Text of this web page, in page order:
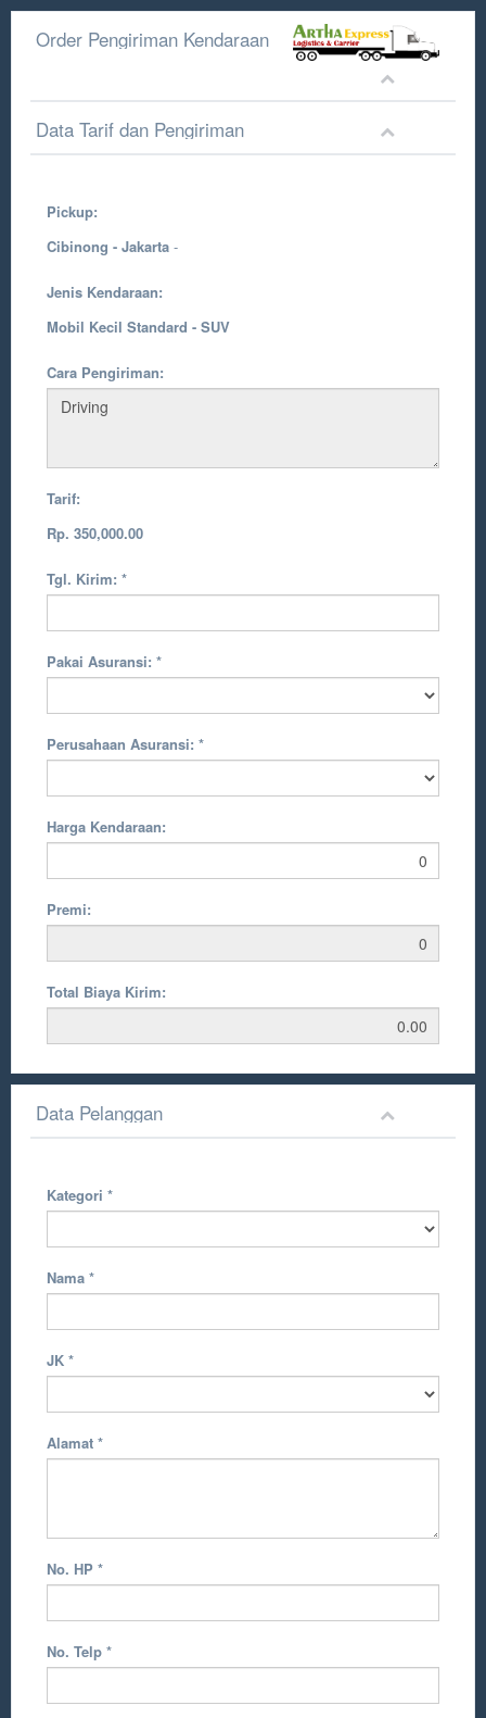
Order Pengiriman Kendaraan
Data Tarif dan Pengiriman
Pickup:
Cibinong - Jakarta -
Jenis Kendaraan:
Mobil Kecil Standard - SUV
Cara Pengiriman:
Tarif:
Rp. 350,000.00
Tgl. Kirim: *
Pakai Asuransi: *
Perusahaan Asuransi: *
Harga Kendaraan:
Premi:
Total Biaya Kirim:
Data Pelanggan
Kategori *
Nama *
JK *
Alamat *
No. HP *
No. Telp *